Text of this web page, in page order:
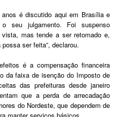
é discutido aqui em Brasília e
seu julgamento. Foi suspenso
mas tende a ser retomado e,
ser feita”, declarou.
é a compensação financeira
da faixa de isenção do Imposto de
das prefeituras desde janeiro
que a perda de arrecadação
do Nordeste, que dependem de